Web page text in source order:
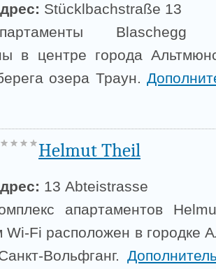
Stücklbachstraße 13
Blaschegg
в центре города
озера Траун.
Helmut Theil
13 Abteistrasse
апартаментов
Wi-Fi расположен в городке
Вольфганг.